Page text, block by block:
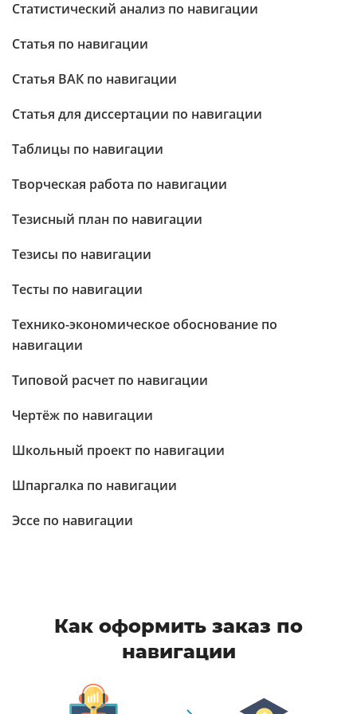
Статистический анализ по навигации
Статья по навигации
Статья ВАК по навигации
Статья для диссертации по навигации
Таблицы по навигации
Творческая работа по навигации
Тезисный план по навигации
Тезисы по навигации
Тесты по навигации
Технико-экономическое обоснование по
навигации
Типовой расчет по навигации
Чертёж по навигации
Школьный проект по навигации
Шпаргалка по навигации
Эссе по навигации
Как оформить заказ по
навигации